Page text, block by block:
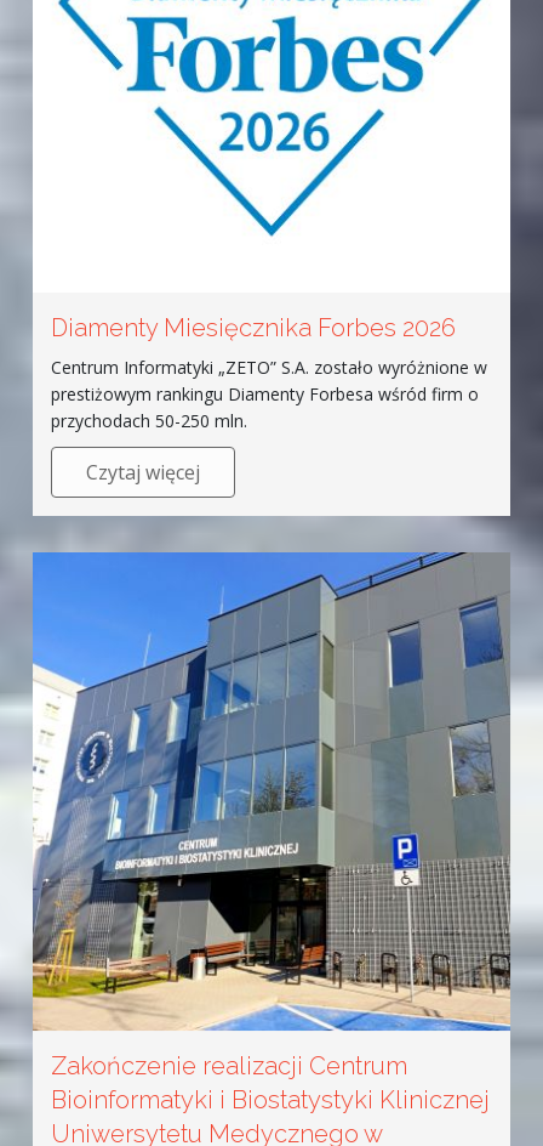
Diamenty Miesięcznika Forbes 2026
Centrum Informatyki „ZETO” S.A. zostało wyróżnione w
prestiżowym rankingu Diamenty Forbesa wśród firm o
przychodach 50-250 mln.
Czytaj więcej
Zakończenie realizacji Centrum
Bioinformatyki i Biostatystyki Klinicznej
Uniwersytetu Medycznego w